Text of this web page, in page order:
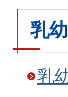
乳
乳